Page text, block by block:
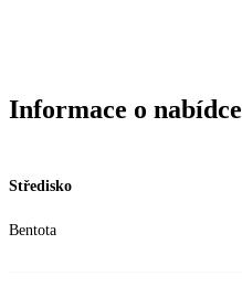
Informace o nabídce
Středisko
Bentota